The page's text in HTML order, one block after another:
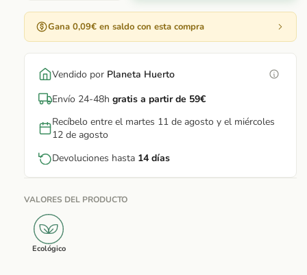
Gana 0,09€ en saldo con esta compra
Vendido por Planeta Huerto
Envío 24-48h gratis a partir de 59€
Recíbelo entre el martes 11 de agosto y el miércoles
12 de agosto
Devoluciones hasta 14 días
VALORES DEL PRODUCTO
Ecológico